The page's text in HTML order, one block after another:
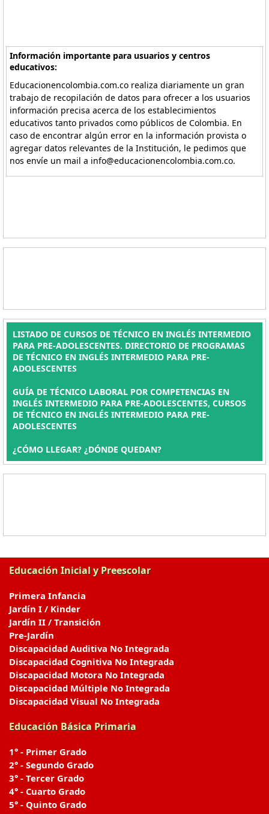
Información importante para usuarios y centros
educativos:
Educacionencolombia.com.co realiza diariamente un gran
trabajo de recopilación de datos para ofrecer a los usuarios
información precisa acerca de los establecimientos
educativos tanto privados como públicos de Colombia. En
caso de encontrar algún error en la información provista o
agregar datos relevantes de la Institución, le pedimos que
nos envíe un mail a info@educacionencolombia.com.co.
LISTADO DE CURSOS DE TÉCNICO EN INGLÉS INTERMEDIO
PARA PRE-ADOLESCENTES. DIRECTORIO DE PROGRAMAS
DE TÉCNICO EN INGLÉS INTERMEDIO PARA PRE-
ADOLESCENTES
GUÍA DE TÉCNICO LABORAL POR COMPETENCIAS EN
INGLÉS INTERMEDIO PARA PRE-ADOLESCENTES, CURSOS
DE TÉCNICO EN INGLÉS INTERMEDIO PARA PRE-
ADOLESCENTES
¿CÓMO LLEGAR? ¿DÓNDE QUEDAN?
Educación Inicial y Preescolar
Primera Infancia
Jardín I / Kinder
Jardín II / Transición
Pre-Jardín
Discapacidad Auditiva No Integrada
Discapacidad Cognitiva No Integrada
Discapacidad Motora No Integrada
Discapacidad Múltiple No Integrada
Discapacidad Visual No Integrada
Educación Básica Primaria
1° - Primer Grado
2° - Segundo Grado
3° - Tercer Grado
4° - Cuarto Grado
5° - Quinto Grado